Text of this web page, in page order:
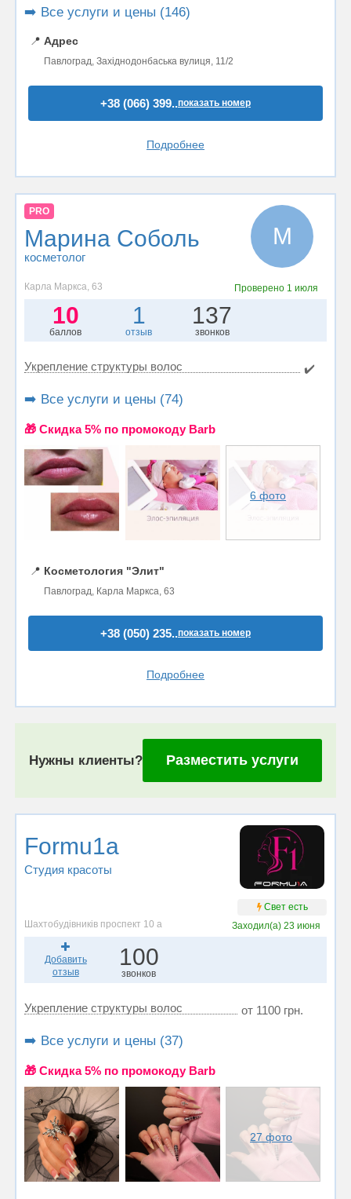
➡️ Все услуги и цены (146)
📍 Адрес
Павлоград, Західнодонбаська вулиця, 11/2
+38 (066) 399..показать номер
Подробнее
PRO
Марина Соболь
косметолог
М
Карла Маркса, 63 Проверено 1 июля
10
баллов
1
отзыв
137
звонков
Укрепление структуры волос ✔️
➡️ Все услуги и цены (74)
🎁 Cкидка 5% по промокоду Barb
6 фото
📍 Косметология "Элит"
Павлоград, Карла Маркса, 63
+38 (050) 235..показать номер
Подробнее
Нужны клиенты? Разместить услуги
Formu1a
Студия красоты
Свет есть
Шахтобудівників проспект 10 а
Заходил(а)23 июня
Добавить
отзыв
100
звонков
Укрепление структуры волос от 1100 грн.
➡️ Все услуги и цены (37)
🎁 Cкидка 5% по промокоду Barb
27 фото